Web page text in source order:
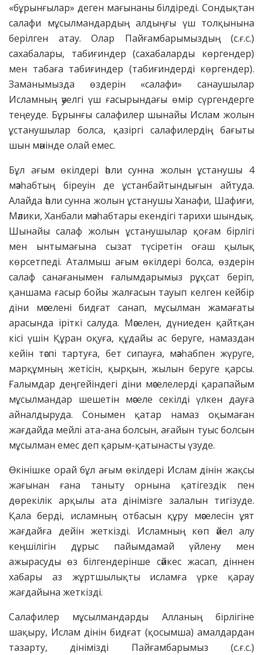
«бұрынғылар» деген мағынаны білдіреді. Сондықтан
салафи мұсылмандардың алдыңғы үш толқынына
берілген атау. Олар Пайғамбарымыздың (с.ғ.с.)
сахабалары, табиғиндер (сахабаларды көргендер)
мен табаға табиғиндер (табиғиндерді көргендер).
Заманымызда өздерін «салафи» санаушылар
Исламның әуелгі үш ғасырындағы өмір сүргендерге
теңеуде. Бұрынғы салафилер шынайы Ислам жолын
ұстанушылар болса, қазіргі салафилердің бағыты
шын мәнінде олай емес.
Бұл ағым өкілдері әһли сунна жолын ұстанушы 4
мәзһабтың біреуін де ұстанбайтындығын айтуда.
Алайда әһли сунна жолын ұстанушы Ханафи, Шафиғи,
Мәлики, Ханбали мәзһабтары екендігі тарихи шындық.
Шынайы салаф жолын ұстанушылар қоғам бірлігі
мен ынтымағына сызат түсіретін оғаш қылық
көрсетпеді. Аталмыш ағым өкілдері болса, өздерін
салаф санағанымен ғалымдарымыз рұқсат беріп,
қаншама ғасыр бойы жалғасын тауып келген кейбір
діни мәселені бидғат санап, мұсылман жамағаты
арасында іріткі салуда. Мәселен, дүниеден қайтқан
кісі үшін Құран оқуға, құдайы ас беруге, намаздан
кейін тәспі тартуға, бет сипауға, мәзһабпен жүруге,
марқұмның жетісін, қырқын, жылын беруге қарсы.
Ғалымдар деңгейіндегі діни мәселелерді қарапайым
мұсылмандар шешетін мәселе секілді үлкен дауға
айналдыруда. Сонымен қатар намаз оқымаған
жағдайда мейлі ата-ана болсын, ағайын туыс болсын
мұсылман емес деп қарым-қатынасты үзуде.
Өкінішке орай бұл ағым өкілдері Ислам дінін жақсы
жағынан ғана таныту орнына қатігездік пен
дөрекілік арқылы ата дінімізге залалын тигізуде.
Қала берді, исламның отбасын құру мәселесін ұят
жағдайға дейін жеткізді. Исламның көп әйел алу
кеңшілігін дұрыс пайымдамай үйлену мен
ажырасуды өз білгендерінше сәйкес жасап, діннен
хабары аз жұртшылықты исламға үрке қарау
жағдайына жеткізді.
Салафилер мұсылмандарды Алланың бірлігіне
шақыру, Ислам дінін бидғат (қосымша) амалдардан
тазарту, дінімізді Пайғамбарымыз (с.ғ.с.)